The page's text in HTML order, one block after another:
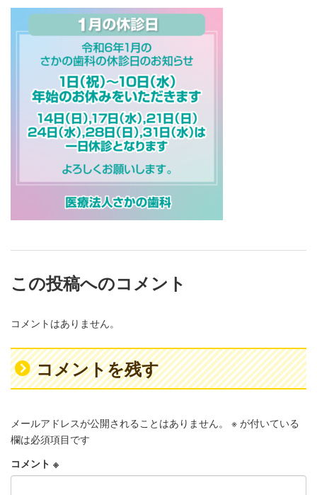
この投稿へのコメント
コメントはありません。
コメントを残す
メールアドレスが公開されることはありません。 ※ が付いている
欄は必須項目です
コメント ※